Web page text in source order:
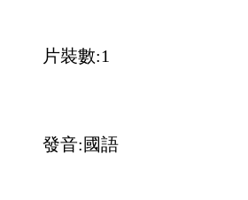
片裝數:1
發音:國語